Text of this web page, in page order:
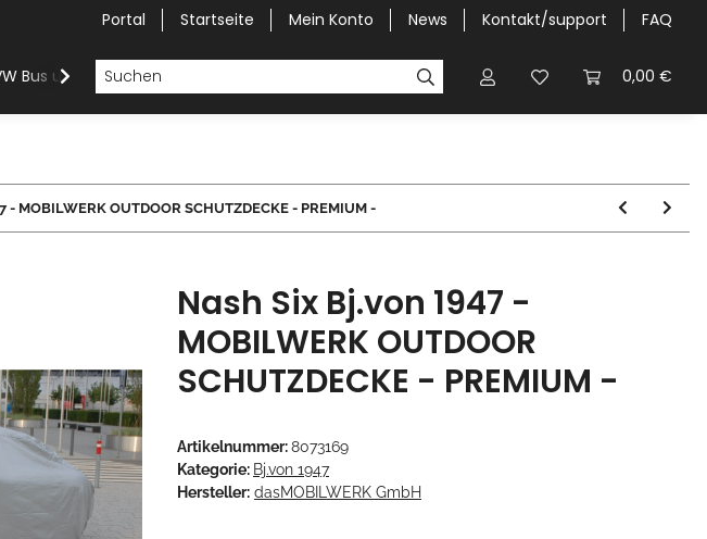
Portal Startseite Mein Konto News Kontakt/support FAQ
0,00 €
Bus und Van Car Cover Halbgaragen / Kapuzen nach
- MOBILWERK OUTDOOR SCHUTZDECKE - PREMIUM -
Nash Six Bj.von 1947 -
MOBILWERK OUTDOOR
SCHUTZDECKE - PREMIUM -
Artikelnummer:8073169
Kategorie: Bj.von 1947
Hersteller: dasMOBILWERK GmbH